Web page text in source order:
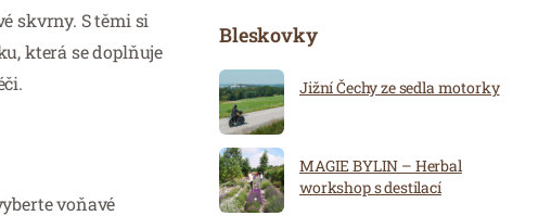
skvrny. S těmi si
která se doplňuje
voňavé
Bleskovky
Jižní Čechy ze sedla motorky
MAGIE BYLIN – Herbal
workshop s destilací